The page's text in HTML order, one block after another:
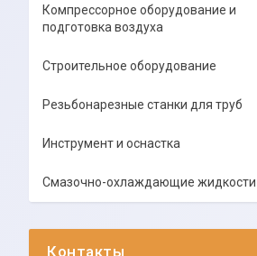
Компрессорное оборудование и
подготовка воздуха
Строительное оборудование
Резьбонарезные станки для труб
Инструмент и оснастка
Смазочно-охлаждающие жидкости